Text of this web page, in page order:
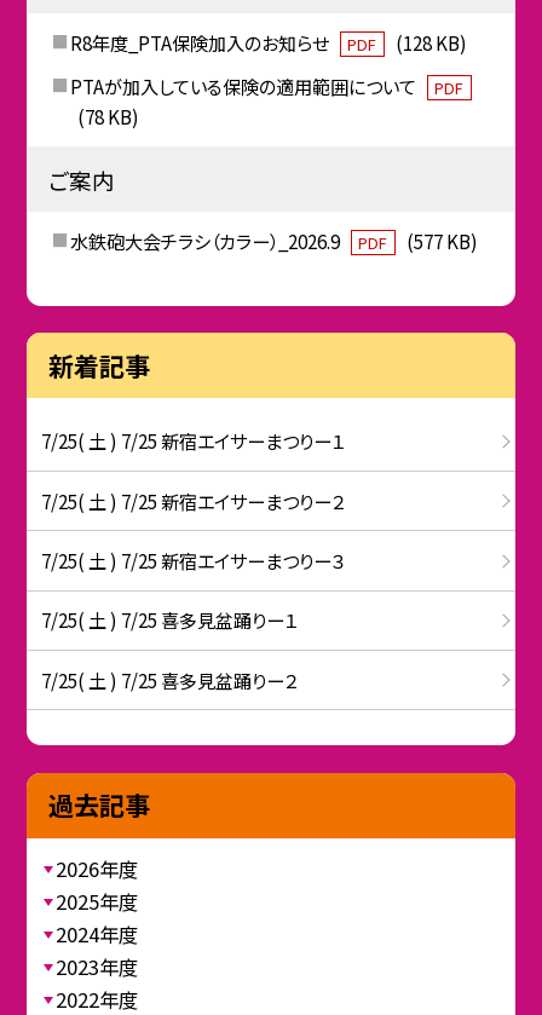
R8年度_PTA保険加入のお知らせ PDF
(128 KB)
PTAが加入している保険の適用範囲について
PDF
(78 KB)
ご案内
水鉄砲大会チラシ（カラー）_2026.9 PDF (577 KB)
新着記事
7/25( 土 ) 7/25 新宿エイサーまつりー１
7/25( 土 ) 7/25 新宿エイサーまつりー２
7/25( 土 ) 7/25 新宿エイサーまつりー３
7/25( 土 ) 7/25 喜多見盆踊りー１
7/25( 土 ) 7/25 喜多見盆踊りー２
過去記事
2026年度
2025年度
2024年度
2023年度
2022年度